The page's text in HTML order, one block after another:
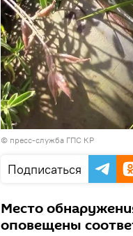
© пресс-служба ГПС КР
Подписаться
Место
оповещены